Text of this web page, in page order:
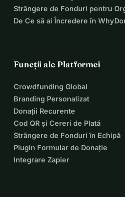
Strângere de Fonduri pentru
De Ce să ai Încredere în
Funcții ale Platformei
Crowdfunding Global
Branding Personalizat
Donații Recurente
Cod QR și Cereri de Plată
Strângere de Fonduri în Echipă
Plugin Formular de Donație
Integrare Zapier